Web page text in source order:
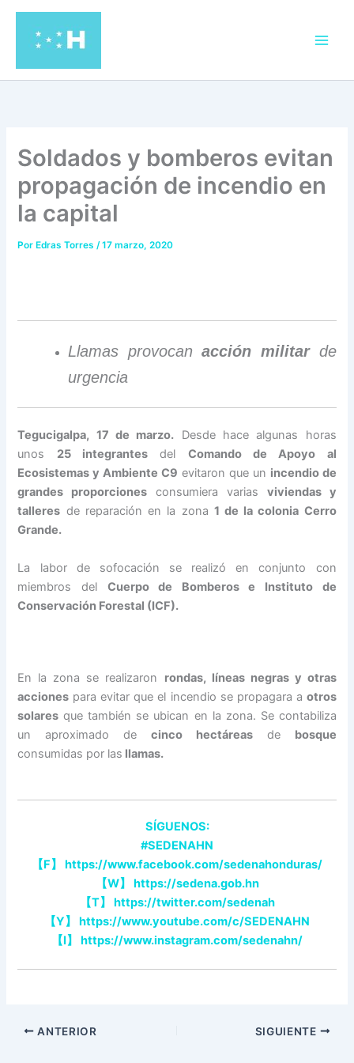
contenido
Soldados y bomberos evitan
propagación de incendio en
la capital
Por Edras Torres/17 marzo, 2020
Llamas provocanacción militarde
urgencia
Tegucigalpa, 17 de marzo. Desde hace algunas horas
unos 25 integrantes del Comando de Apoyo al
Ecosistemas y Ambiente C9 evitaron que un incendio de
grandes proporciones consumiera varias viviendas y
talleres de reparación en la zona 1 de la colonia Cerro
Grande.
La labor de sofocación se realizó en conjunto con
miembros del Cuerpo de Bomberos e Instituto de
Conservación Forestal (ICF).
En la zona se realizaron rondas, líneas negras y otras
acciones para evitar que el incendio se propagara a otros
solares que también se ubican en la zona. Se contabiliza
un aproximado de cinco hectáreasde bosque
consumidas por las llamas.
SÍGUENOS:
#SEDENAHN
【F】
https://www.facebook.com/sedenahonduras/
【W】
https://sedena.gob.hn
【T】
https://twitter.com/sedenah
【Y】
https://www.youtube.com/c/SEDENAHN
【I】 https://www.instagram.com/sedenahn/
ANTERIOR SIGUIENTE